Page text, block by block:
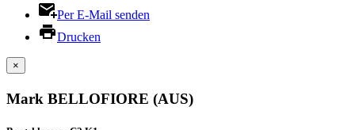
Per E-Mail senden
Drucken
×
Mark BELLOFIORE (AUS)